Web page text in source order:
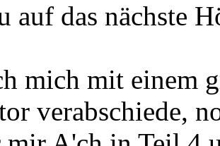
auf das nächste
mich mit einem
verabschiede,